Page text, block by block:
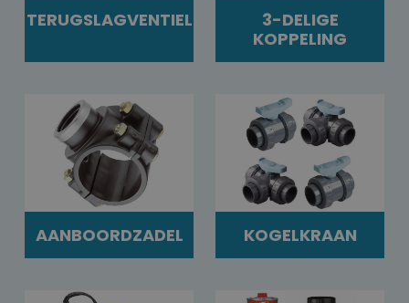
TERUGSLAGVENTIEL
3-DELIGE
KOPPELING
AANBOORDZADEL KOGELKRAAN